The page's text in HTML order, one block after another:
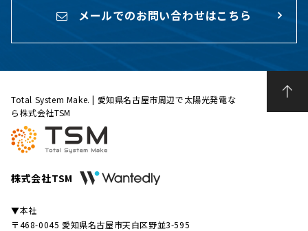
メールでのお問い合わせはこちら
Total System Make. | 愛知県名古屋市周辺で太陽光発電な
ら株式会社TSM
株式会社TSM
▼本社
〒468-0045 愛知県名古屋市天白区野並3-595